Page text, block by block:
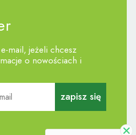
mail, jeżeli chcesz
o nowościach i
zapisz się